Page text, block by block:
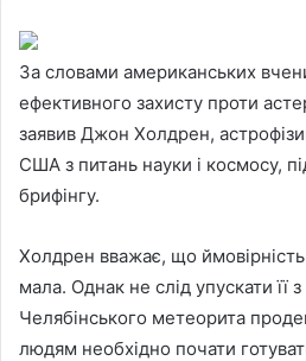
За словами американських
ефективного захисту проти
заявив Джон Холдрен,
США з питань науки і космосу,
брифінгу.
Холдрен вважає, що
мала. Однак не слід упускати її
Челябінського метеорита
людям необхідно почати